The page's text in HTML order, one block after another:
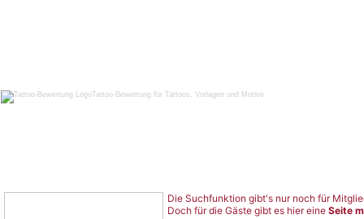
Tattoo-Bewertung für Tattoos, Vorlagen und Motive
Die Suchfunktion gibt's nur noch für
Doch für die Gäste gibt es hier eine Seite